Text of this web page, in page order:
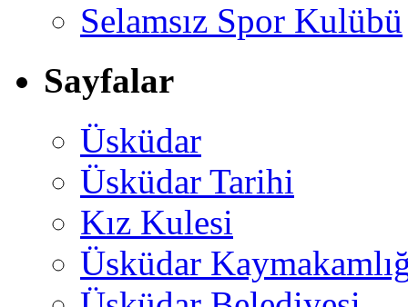
Selamsız Spor Kulübü
Sayfalar
Üsküdar
Üsküdar Tarihi
Kız Kulesi
Üsküdar